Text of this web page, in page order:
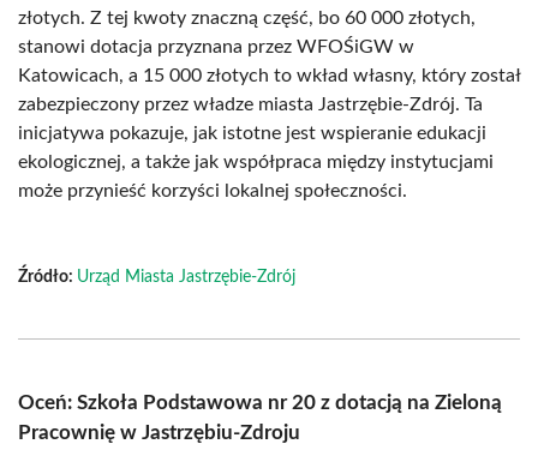
złotych. Z tej kwoty znaczną część, bo 60 000 złotych,
stanowi dotacja przyznana przez WFOŚiGW w
Katowicach, a 15 000 złotych to wkład własny, który został
zabezpieczony przez władze miasta Jastrzębie-Zdrój. Ta
inicjatywa pokazuje, jak istotne jest wspieranie edukacji
ekologicznej, a także jak współpraca między instytucjami
może przynieść korzyści lokalnej społeczności.
Źródło: Urząd Miasta Jastrzębie-Zdrój
Oceń: Szkoła Podstawowa nr 20 z dotacją na Zieloną
Pracownię w Jastrzębiu-Zdroju